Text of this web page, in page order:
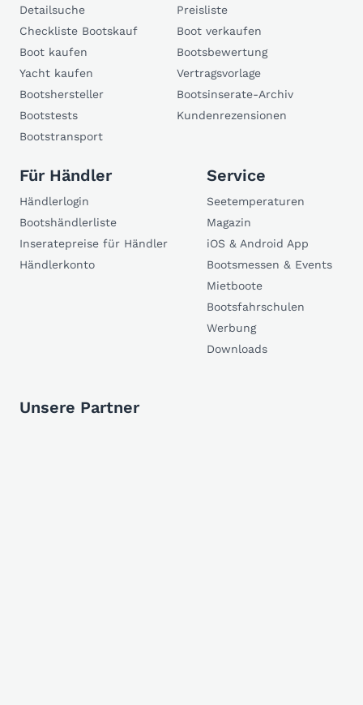
Detailsuche
Checkliste Bootskauf
Boot kaufen
Yacht kaufen
Bootshersteller
Bootstests
Bootstransport
Preisliste
Boot verkaufen
Bootsbewertung
Vertragsvorlage
Bootsinserate-Archiv
Kundenrezensionen
Für Händler
Händlerlogin
Bootshändlerliste
Inseratepreise für Händler
Händlerkonto
Service
Seetemperaturen
Magazin
iOS & Android App
Bootsmessen & Events
Mietboote
Bootsfahrschulen
Werbung
Downloads
Unsere Partner